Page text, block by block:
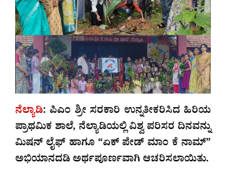
ನೆಲ್ಯಾಡಿ: ಪಿಎಂ ಶ್ರೀ ಸರಕಾರಿ ಉನ್ನತೀಕರಿಸಿದ ಹಿರಿಯ
ಪ್ರಾಥಮಿಕ ಶಾಲೆ, ನೆಲ್ಯಾಡಿಯಲ್ಲಿ ವಿಶ್ವ ಪರಿಸರ ದಿನವನ್ನು
ಮಿಷನ್ ಲೈಫ್ ಹಾಗೂ “ಏಕ್ ಪೇಡ್ ಮಾಂ ಕೆ ನಾಮ್”
ಅಭಿಯಾನದಡಿ ಅರ್ಥಪೂರ್ಣವಾಗಿ ಆಚರಿಸಲಾಯಿತು.